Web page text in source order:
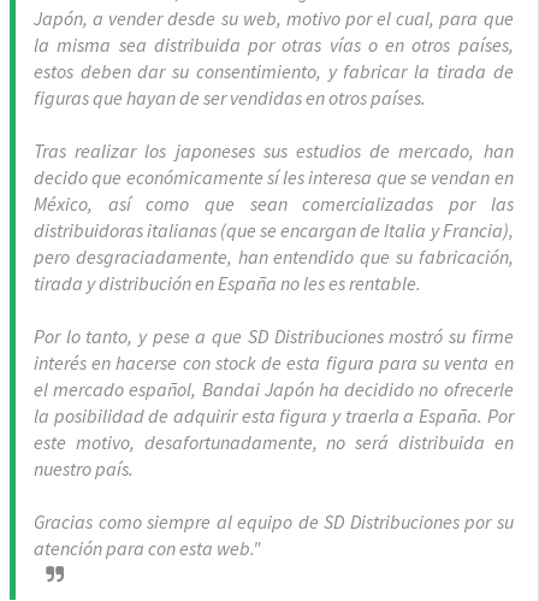
Japón, a vender desde su web, motivo por el cual, para que
la misma sea distribuida por otras vías o en otros países,
estos deben dar su consentimiento, y fabricar la tirada de
figuras que hayan de ser vendidas en otros países.
Tras realizar los japoneses sus estudios de mercado, han
decido que económicamente sí les interesa que se vendan en
México, así como que sean comercializadas por las
distribuidoras italianas (que se encargan de Italia y Francia),
pero desgraciadamente, han entendido que su fabricación,
tirada y distribución en España no les es rentable.
Por lo tanto, y pese a que SD Distribuciones mostró su firme
interés en hacerse con stock de esta figura para su venta en
el mercado español, Bandai Japón ha decidido no ofrecerle
la posibilidad de adquirir esta figura y traerla a España. Por
este motivo, desafortunadamente, no será distribuida en
nuestro país.
Gracias como siempre al equipo de SD Distribuciones por su
atención para con esta web."